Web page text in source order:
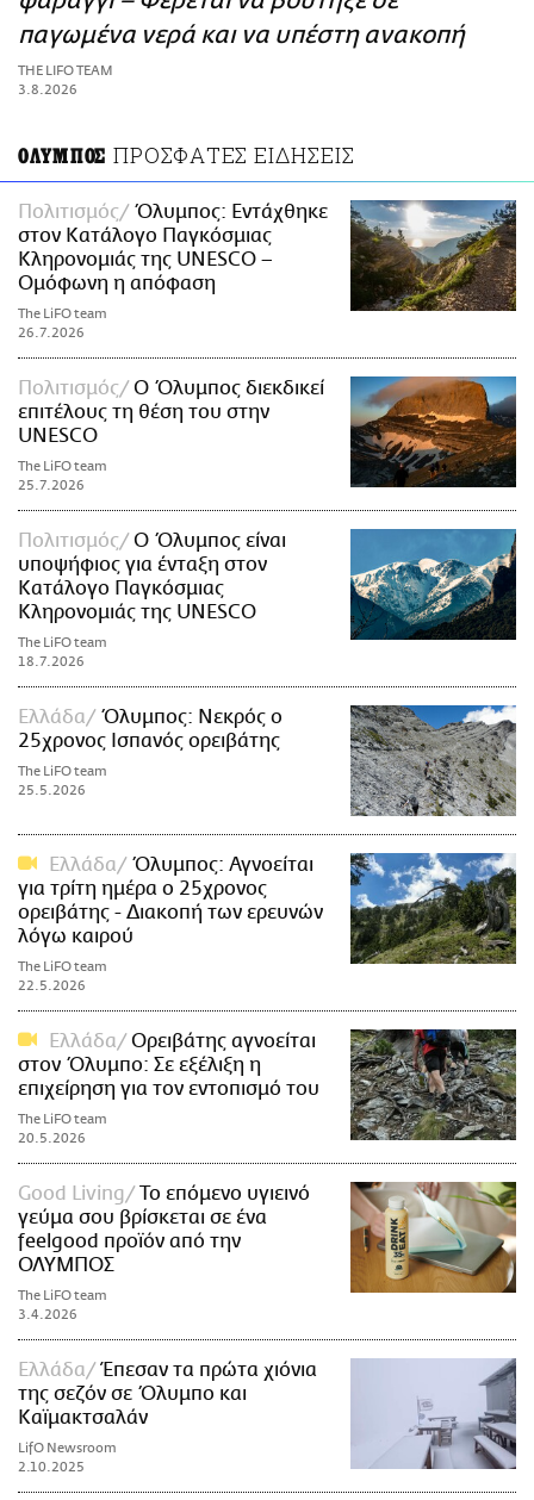
ΑΜΠΑ
PRINT
παγωμένα νερά και να υπέστη ανακοπή
THE LIFO TEAM
3.8.2026
ΟΛΥΜΠΟΣ ΠΡΟΣΦΑΤΕΣ ΕΙΔΗΣΕΙΣ
Πολιτισμός
Όλυμπος: Εντάχθηκε
στον Κατάλογο Παγκόσμιας
Κληρονομιάς της UNESCO –
Ομόφωνη η απόφαση
The LiFO team
26.7.2026
Πολιτισμός
Ο Όλυμπος διεκδικεί
επιτέλους τη θέση του στην
UNESCO
The LiFO team
25.7.2026
Πολιτισμός
Ο Όλυμπος είναι
υποψήφιος για ένταξη στον
Κατάλογο Παγκόσμιας
Κληρονομιάς της UNESCO
The LiFO team
18.7.2026
Ελλάδα
Όλυμπος: Νεκρός ο
25χρονος Ισπανός ορειβάτης
The LiFO team
25.5.2026
Ελλάδα
Όλυμπος: Αγνοείται
για τρίτη ημέρα ο 25χρονος
ορειβάτης - Διακοπή των ερευνών
λόγω καιρού
The LiFO team
22.5.2026
Ελλάδα
Ορειβάτης αγνοείται
στον Όλυμπο: Σε εξέλιξη η
επιχείρηση για τον εντοπισμό του
The LiFO team
20.5.2026
Good Living
Το επόμενο υγιεινό
γεύμα σου βρίσκεται σε ένα
feelgood προϊόν από την
ΟΛΥΜΠΟΣ
The LiFO team
3.4.2026
Ελλάδα
Έπεσαν τα πρώτα χιόνια
της σεζόν σε Όλυμπο και
Καϊμακτσαλάν
LifO Newsroom
2.10.2025